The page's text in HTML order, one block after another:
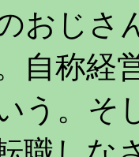
おじさ
自称経
う。そ